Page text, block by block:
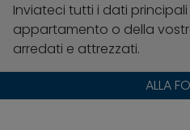
Inviateci tutti i dati
appartamento o della
arredati e attrezzati.
ALLA